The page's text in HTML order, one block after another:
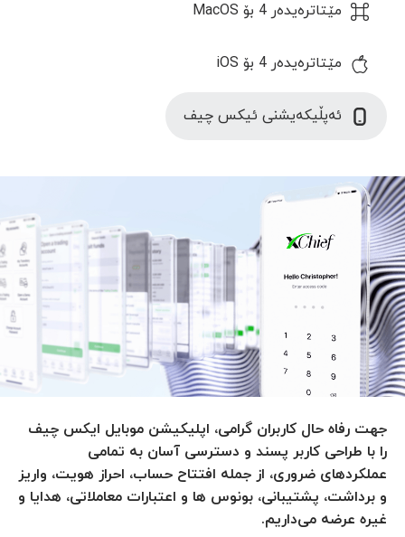
مێتاترەیدەر 4 بۆ MacOS
مێتاترەیدەر 4 بۆ iOS
ئەپڵیکەیشنی ئیکس چیف
جهت رفاه حال کاربران گرامی، اپلیکیشن موبایل ایکس چیف
را با طراحی کاربر پسند و دسترسی آسان به تمامی
عملکردهای ضروری، از جمله افتتاح حساب، احراز هویت، واریز
و برداشت، پشتیبانی، بونوس ها و اعتبارات معاملاتی، هدایا و
غیره عرضه می‌داریم.